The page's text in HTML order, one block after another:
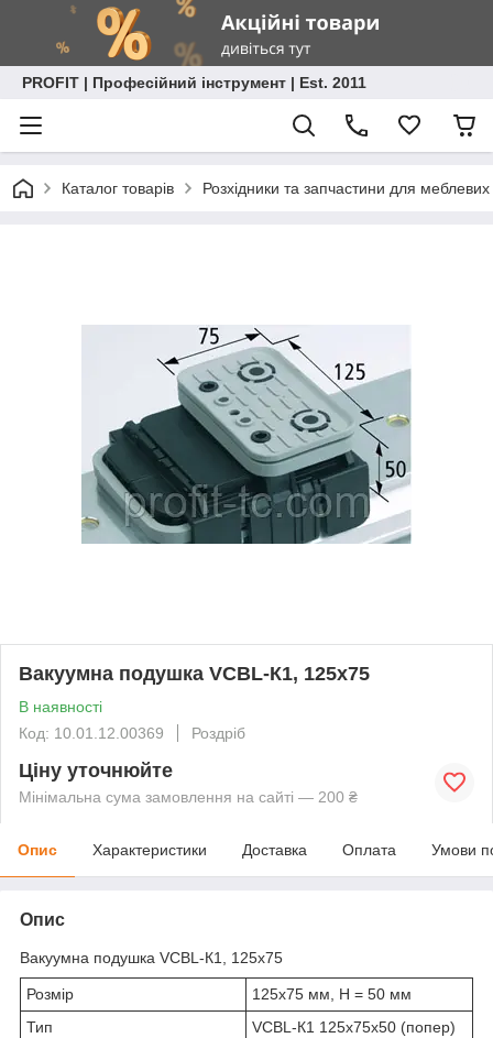
PROFIT | Професійний інструмент | Est. 2011
Каталог товарів Розхідники та запчастини для
Вакуумна подушка VCBL-К1, 125x75
В наявності
Код: 10.01.12.00369
Роздріб
Ціну уточнюйте
Мінімальна сума замовлення на сайті — 200 ₴
Опис Характеристики Доставка Оплата Умови
Опис
Вакуумна подушка VCBL-К1, 125x75
Розмір
125x75 мм, H = 50 мм
Тип
VCBL-К1 125x75x50 (попер)